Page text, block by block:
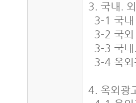
3. 국내.
3-1 국내
3-2 국외
3-3 국내
3-4 옥외
4. 옥외광